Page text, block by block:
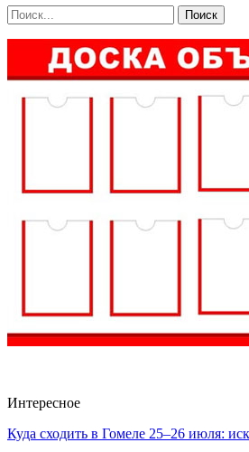
Интересное
Куда сходить в Гомеле 25–26 июля: